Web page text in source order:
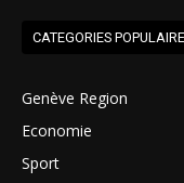
CATEGORIES
Genève Region
Economie
Sport